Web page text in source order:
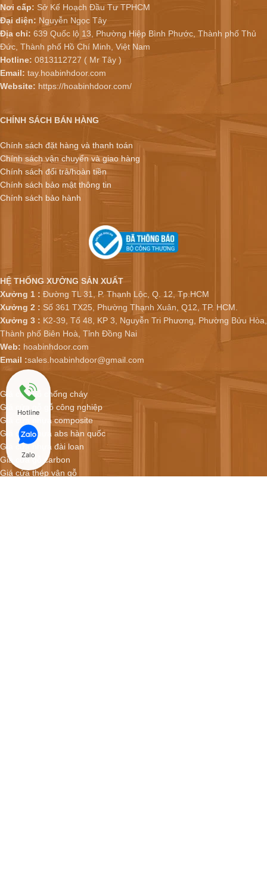
Nơi cấp: Sở Kế Hoạch Đầu Tư TPHCM
Đại diện: Nguyễn Ngọc Tây
Địa chỉ: 639 Quốc lộ 13, Phường Hiệp Bình Phước, Thành phố Thủ
Đức, Thành phố Hồ Chí Minh, Việt Nam
Hotline: 0813112727 ( Mr Tây )
Email: tay.hoabinhdoor.com
Website: https://hoabinhdoor.com/
CHÍNH SÁCH BÁN HÀNG
Chính sách đặt hàng và thanh toán
Chính sách vận chuyển và giao hàng
Chính sách đổi trả/hoàn tiền
Chính sách bảo mật thông tin
Chính sách bảo hành
HỆ THỐNG XƯỞNG SẢN XUẤT
Xưởng 1 : Đường TL 31, P. Thạnh Lộc, Q. 12, Tp.HCM
Xưởng 2 : Số 361 TX25, Phường Thạnh Xuân, Q12, TP. HCM.
Xưởng 3 : K2-39, Tổ 48, KP 3, Nguyễn Tri Phương, Phường Bửu Hòa,
Thành phố Biên Hoà, Tỉnh Đồng Nai
Web: hoabinhdoor.com
Email :sales.hoabinhdoor@gmail.com
Giá cửa gỗ chống cháy
Giá cửa gỗ gỗ công nghiệp
Giá cửa nhựa composite
Giá cửa nhựa abs hàn quốc
Giá cửa nhựa đài loan
Giá cửa gỗ carbon
Giá cửa thép vân gỗ
Hotline
Zalo